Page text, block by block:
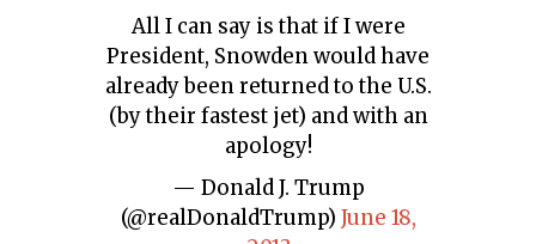
All I can say is that if I were
President, Snowden would have
already been returned to the U.S.
(by their fastest jet) and with an
apology!
— Donald J. Trump
(@realDonaldTrump) June 18,